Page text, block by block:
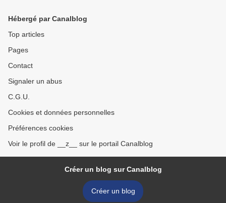
Hébergé par Canalblog
Top articles
Pages
Contact
Signaler un abus
C.G.U.
Cookies et données personnelles
Préférences cookies
Voir le profil de __z__ sur le portail Canalblog
Créer un blog sur Canalblog
Créer un blog